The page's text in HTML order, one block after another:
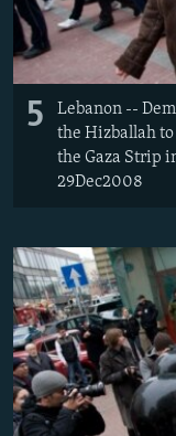
5
Lebanon --
the Hizballah
the Gaza Strip
29Dec2008